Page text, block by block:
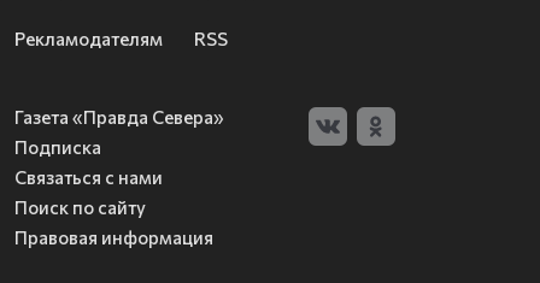
Рекламодателям RSS
Газета «Правда Севера»
Подписка
Связаться с нами
Поиск по сайту
Правовая информация